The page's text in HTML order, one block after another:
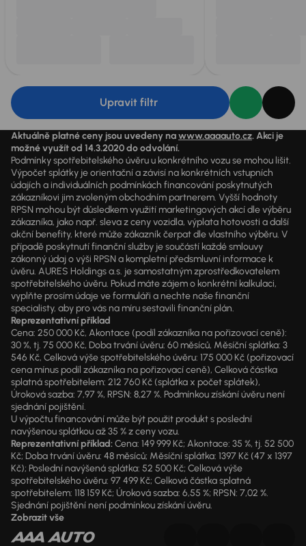
Upravit filtr
Aktuálně platné ceny jsou uvedeny nawww.aaaauto.cz. Akci je
možné využít od 14.3.2020 do odvolání.
Podmínky spotřebitelského úvěru u konkrétního vozu se mohou lišit.
Výpočet splátky je orientační a závisí na konkrétních vstupních
údajích a individuálních podmínkách financování poskytnutých
zákazníkovi jim zvoleným obchodním partnerem. Vyšší hodnoty
RPSN mohou být důsledkem využití marketingových akcí dle výběru
zákazníka, jako např. sleva z ceny vozidla, výplata hotovosti a další
akční benefity, které může zákazník čerpat dle vlastního výběru. V
případě poskytnutí finanční služby je součástí každé smlouvy
zákonný údaj o výši RPSN a kompletní předsmluvní informace k
úvěru. AURES Holdings a.s. je samostatným zprostředkovatelem
spotřebitelského úvěru. Pokud máte zájem o konkrétní kalkulaci,
vyplňte prosím údaje ve formuláři a nechte naše finanční
specialisty, aby pro vás na míru sestavili finanční plán.
Reprezentativní příklad
Cena: 250 000 Kč, Akontace (podíl zákazníka na pořizovací ceně):
30 %, tj. 75 000 Kč, Doba trvání úvěru: 60 měsíců, Měsíční splátka: 3
546 Kč, Celková výše spotřebitelského úvěru: 175 000 Kč (pořizovací
cena mínus podíl zákazníka na pořizovací ceně), Celková částka
splatná spotřebitelem: 212 760 Kč (splátka x počet splátek),
Úroková sazba: 7,97 %, RPSN: 8,27 %. Podmínkou získání úvěru není
sjednání pojištění.
U výpočtu financování může být použit produkt s poslední
navýšenou splátkou až 35 % z ceny vozu.
Reprezentativní příklad:Cena: 149 999 Kč; Akontace: 35 %, tj. 52 500
Kč; Doba trvání úvěru: 48 měsíců; Měsíční splátka: 1397 Kč (47 x 1397
Kč); Poslední navýšená splátka: 52 500 Kč; Celková výše
spotřebitelského úvěru: 97 499 Kč; Celková částka splatná
spotřebitelem: 118 159 Kč; Úroková sazba: 6,55 %; RPSN: 7,02 %.
Sjednání pojištění není podmínkou získání úvěru.
Zobrazit vše